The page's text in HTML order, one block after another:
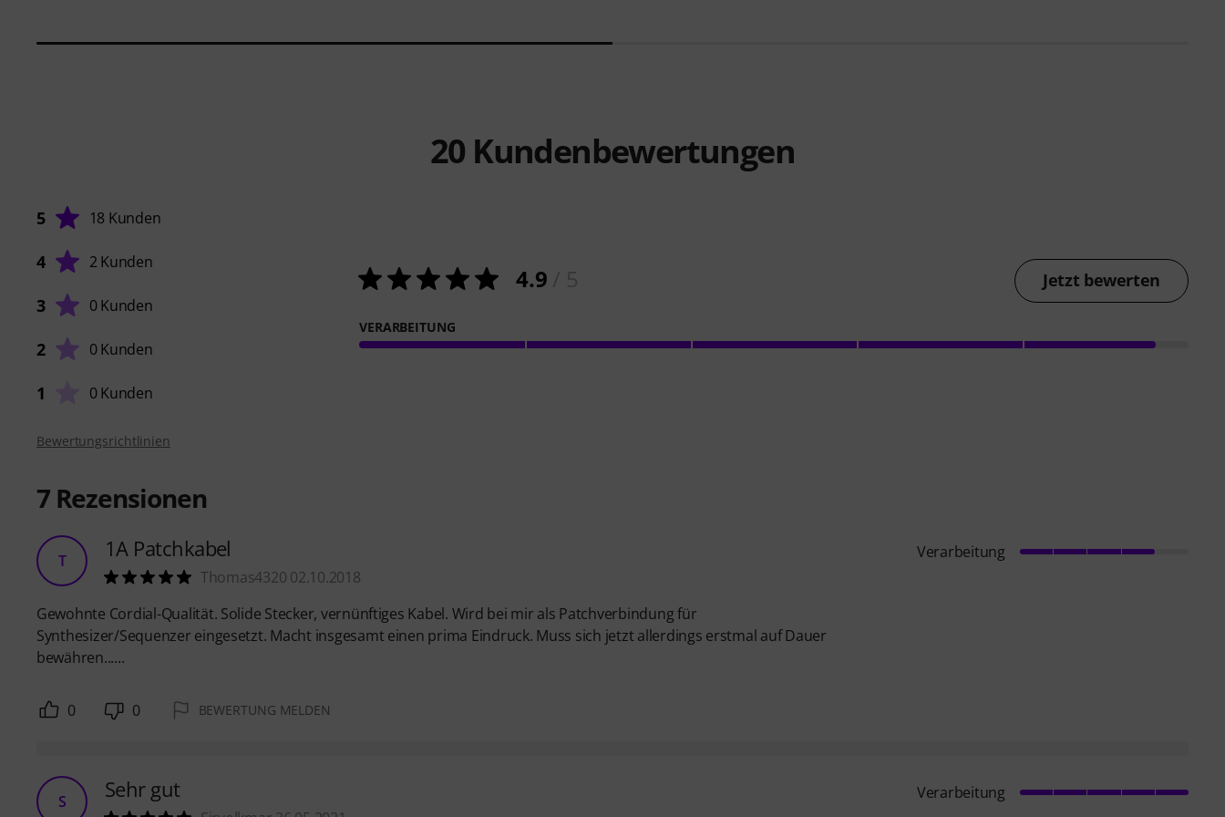
20 Kundenbewertungen
5 18 Kunden
4 2 Kunden
3 0 Kunden
2 0 Kunden
1 0 Kunden
4.9 Jetzt bewerten
VERARBEITUNG
Bewertungsrichtlinien
7 Rezensionen
T 1A Patchkabel
Thomas4320 02.10.2018
Gewohnte Cordial-Qualität. Solide Stecker, vernünftiges Kabel. Wird bei mir als Patchverbindung für
Synthesizer/Sequenzer eingesetzt. Macht insgesamt einen prima Eindruck. Muss sich jetzt allerdings erstmal auf Dauer
bewähren......
Verarbeitung
0 0 BEWERTUNG MELDEN
S Sehr gut Verarbeitung